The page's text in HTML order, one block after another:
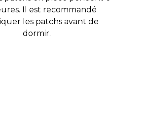
Il est recommandé
les patchs avant de
dormir.